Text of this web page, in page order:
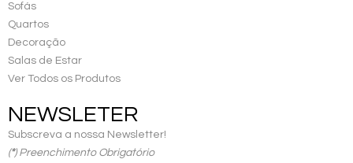
Sofás
Quartos
Decoração
Salas de Estar
Ver Todos os Produtos
NEWSLETER
Subscreva a nossa Newsletter!
(*) Preenchimento Obrigatório